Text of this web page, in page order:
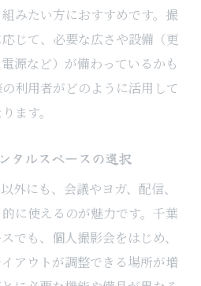
みたい方におすすめです。撮
じて、必要な広さや設備（更
源など）が備わっているかも
利用者がどのように活用して
ます。
タルスペースの選択
外にも、会議やヨガ、配信、
に使えるのが魅力です。千葉
でも、個人撮影会をはじめ、
アウトが調整できる場所が増